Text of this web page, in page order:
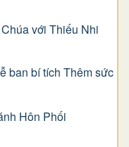
với Thiếu Nhi
ban bí tích Thêm sức
Hôn Phối